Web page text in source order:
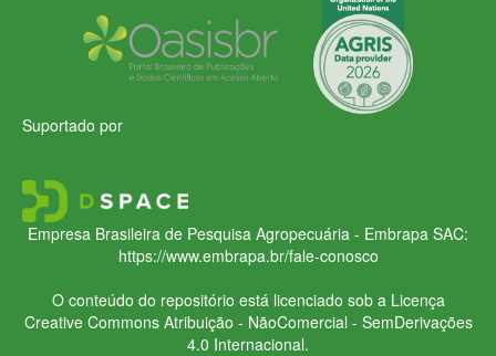
Suportado por
Empresa Brasileira de Pesquisa Agropecuária - Embrapa SAC:
https://www.embrapa.br/fale-conosco
O conteúdo do repositório está licenciado sob a Licença
Creative CommonsAtribuição - NãoComercial - SemDerivações
4.0 Internacional.